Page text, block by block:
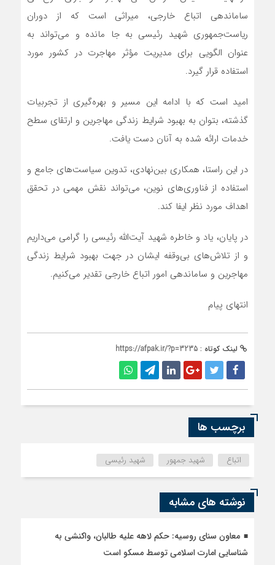
ساماندهی اتباع خارجی، میراثی است که از دوران
ریاست‌جمهوری شهید رئیسی به جا مانده و می‌تواند به
عنوان الگویی برای مدیریت مؤثر مهاجرت در کشور مورد
استفاده قرار گیرد.
امید است که با ادامه این مسیر و بهره‌گیری از تجربیات
گذشته، بتوان به بهبود شرایط زندگی مهاجرین و ارتقای سطح
خدمات ارائه شده به آنان دست یافت.
در این راستا، همکاری بین‌نهادی، تدوین سیاست‌های جامع و
استفاده از فناوری‌های نوین، می‌تواند نقش مهمی در تحقق
اهداف مورد نظر ایفا کند.
در پایان، یاد و خاطره شهید آیت‌الله رئیسی را گرامی می‌داریم
و از تلاش‌های بی‌وقفه ایشان در جهت بهبود شرایط زندگی
مهاجرین و ساماندهی امور اتباع خارجی تقدیر می‌کنیم.
انتهای پیام
لینک کوتاه : https://afpak.ir/?p=3235
برچسب ها
اتباع شهید جمهور شهید رئیسی
نوشته های مشابه
معاون سنای روسیه: حکم لاهه علیه طالبان، واکنشی به
شناسایی امارت اسلامی توسط مسکو است